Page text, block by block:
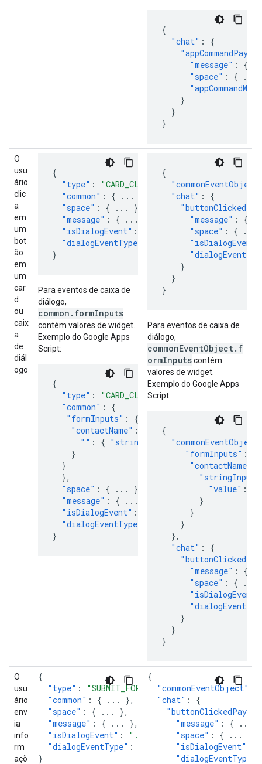
{
"chat" :
{
"message" : {
"space" : { ...
}
}
}
O
usu
ário
clic
a
em
um
bot
ão
em
um
car
d
ou
caix
a
de
diál
ogo
{
"type" : "CARD_CLICKED"
,
"common" : { ...
"space" : { ...
},
"message" : { ...
"isDialogEvent" :
"dialogEventType"
}
Para eventos de caixa de
diálogo,
common.formInputs
contém valores de widget.
Exemplo do Google Apps
Script:
{
"type" : "CARD_CLICKED",
"common" :
{
"formInputs" :
{
"contactName" :
"" : { "stringInputs": { "value": [
}
}
},
"space" : { ...
},
"message" : { ...
"isDialogEvent" :
"dialogEventType"
}
{
"chat" :
{
"message" : {
"space" : { ...
"isDialogEvent"
}
}
}
Para eventos de caixa de
diálogo,
commonEventObject.f
ormInputscontém
valores de widget.
Exemplo do Google Apps
Script:
{
"formInputs" :
"contactName"
"value" :
}
}
}
},
"chat" :
{
"message" : {
"space" : { ...
"isDialogEvent"
}
}
}
O
usu
ário
env
ia
info
rm
açõ
{
"type" : "SUBMIT_FORM"
"common" : { ...
},
"space" : { ...
},
"message" : { ...
},
"isDialogEvent" : "..."
"dialogEventType" :
}
{
"commonEventObject"
"chat" :
{
"message" : { ...
"space" : { ...
"isDialogEvent"
"dialogEventType"